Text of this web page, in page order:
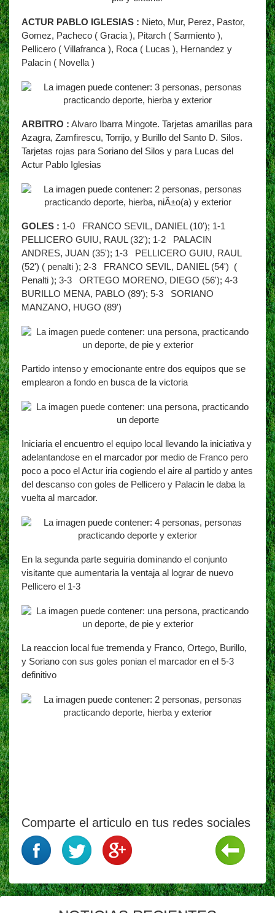
ACTUR PABLO IGLESIAS : Nieto, Mur, Perez, Pastor,
Gomez, Pacheco ( Gracia ), Pitarch ( Sarmiento ),
Pellicero ( Villafranca ), Roca ( Lucas ), Hernandez y
Palacin ( Novella )
ARBITRO : Alvaro Ibarra Mingote. Tarjetas amarillas para
Azagra, Zamfirescu, Torrijo, y Burillo del Santo D. Silos.
Tarjetas rojas para Soriano del Silos y para Lucas del
Actur Pablo Iglesias
GOLES : 1-0 FRANCO SEVIL, DANIEL (10'); 1-1
PELLICERO GUIU, RAUL (32'); 1-2 PALACIN
ANDRES, JUAN (35'); 1-3 PELLICERO GUIU, RAUL
(52') ( penalti ); 2-3 FRANCO SEVIL, DANIEL (54') (
Penalti ); 3-3 ORTEGO MORENO, DIEGO (56'); 4-3
BURILLO MENA, PABLO (89'); 5-3 SORIANO
MANZANO, HUGO (89')
Partido intenso y emocionante entre dos equipos que se
emplearon a fondo en busca de la victoria
Iniciaria el encuentro el equipo local llevando la iniciativa y
adelantandose en el marcador por medio de Franco pero
poco a poco el Actur iria cogiendo el aire al partido y antes
del descanso con goles de Pellicero y Palacin le daba la
vuelta al marcador.
En la segunda parte seguiria dominando el conjunto
visitante que aumentaria la ventaja al lograr de nuevo
Pellicero el 1-3
La reaccion local fue tremenda y Franco, Ortego, Burillo,
y Soriano con sus goles ponian el marcador en el 5-3
definitivo
Comparte el articulo en tus redes sociales